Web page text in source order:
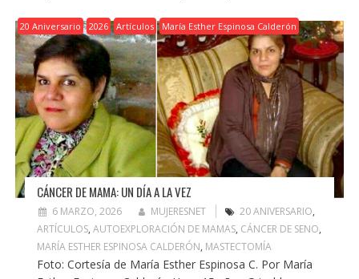
20 Aniversario 2026 Artículos María Esther Espinosa Calderón
CÁNCER DE MAMA: UN DÍA A LA VEZ
6 MARZO, 2026 MUJERESNET 20 ANIVERSARIO,
ARTÍCULOS, AUTOEXPLORACIÓN DE MAMAS, CÁNCER DE SENO,
MARÍA ESTHER ESPINOSA CALDERÓN, MASTECTOMÍA
Foto: Cortesía de María Esther Espinosa C. Por María